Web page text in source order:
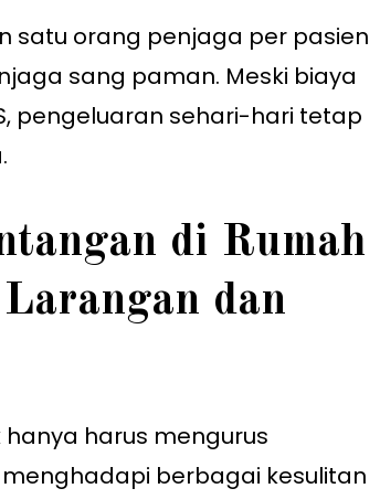
satu orang penjaga per pasien
sang paman. Meski biaya
pengeluaran sehari-hari tetap
di Rumah
dan
harus mengurus
berbagai kesulitan